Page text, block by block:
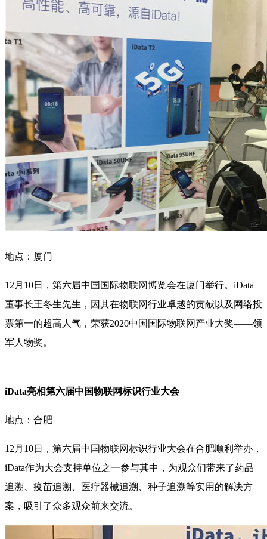
地点：厦门
12月10日，第六届中国国际物联网博览会在厦门举行。iData
董事长王冬生先生，因其在物联网行业卓越的贡献以及网络投
票第一的超高人气，荣获2020中国国际物联网产业大奖——领
军人物奖。
iData亮相第六届中国物联网标识行业大会
地点：合肥
12月10日，第六届中国物联网标识行业大会在合肥顺利举办，
iData作为大会支持单位之一参与其中，为观众们带来了药品
追溯、疫苗追溯、医疗器械追溯、种子追溯等实用的解决方
案，吸引了众多观众前来交流。